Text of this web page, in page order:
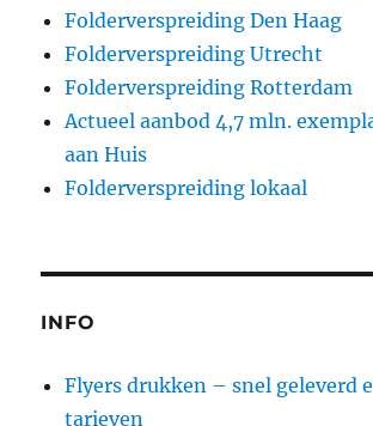
Folderverspreiding Den Haag
Folderverspreiding Utrecht
Folderverspreiding Rotterdam
Actueel aanbod 4,7 mln.
aan Huis
Folderverspreiding lokaal
INFO
Flyers drukken – snel geleverd
tarieven